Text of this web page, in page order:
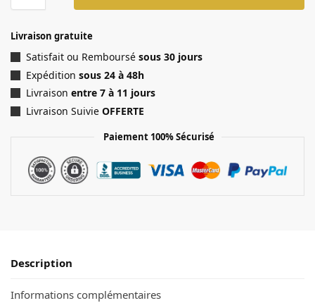
Livraison gratuite
Satisfait ou Remboursé sous 30 jours
Expédition sous 24 à 48h
Livraison entre 7 à 11 jours
Livraison Suivie OFFERTE
Paiement 100% Sécurisé
Description
Informations complémentaires